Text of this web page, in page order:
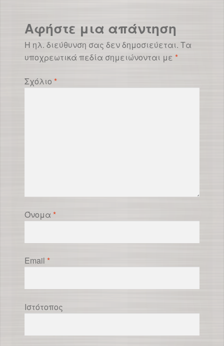
Αφήστε μια απάντηση
Η ηλ. διεύθυνση σας δεν δημοσιεύεται. Τα
υποχρεωτικά πεδία σημειώνονται με *
Σχόλιο *
Όνομα *
Email *
Ιστότοπος